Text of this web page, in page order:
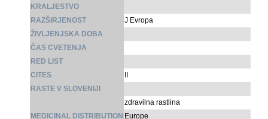
KRALJESTVO
RAZŠIRJENOST
J Evropa
ŽIVLJENJSKA DOBA
ČAS CVETENJA
RED LIST
CITES
RASTE V SLOVENIJI
zdravilna rastlina
MEDICINAL DISTRIBUTION Europe